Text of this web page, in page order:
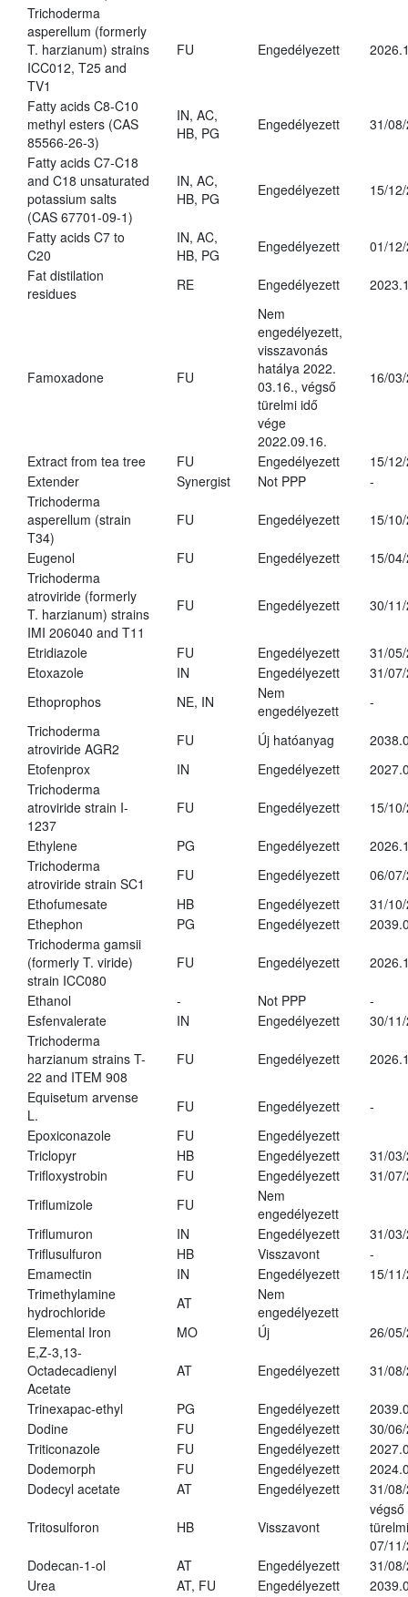
Trichoderma
asperellum (formerly
T. harzianum) strains
ICC012, T25 and
TV1
FU Engedélyezett
Fatty acids C8-C10
methyl esters (CAS
85566-26-3)
IN, AC,
HB, PG
Engedélyezett 31/
Fatty acids C7-C18
and C18 unsaturated
potassium salts
(CAS 67701-09-1)
IN, AC,
HB, PG
Engedélyezett 15/
Fatty acids C7 to
C20
IN, AC,
HB, PG
Engedélyezett
01/
Fat distilation
residues
RE Engedélyezett
Famoxadone FU
Nem
engedélyezett,
visszavonás
hatálya 2022.
03.16., végső
türelmi idő
vége
2022.09.16.
16/
Extract from tea tree FU Engedélyezett
15/
Extender
Synergist Not PPP
-
Trichoderma
asperellum (strain
T34)
FU Engedélyezett 15/
Eugenol FU Engedélyezett
15/
Trichoderma
atroviride (formerly
T. harzianum) strains
IMI 206040 and T11
FU Engedélyezett 30/
Etridiazole FU Engedélyezett
31/
Etoxazole
IN Engedélyezett
31/
Ethoprophos
NE, IN
Nem
engedélyezett
-
Trichoderma
atroviride AGR2
FU Új hatóanyag
Etofenprox
IN Engedélyezett
Trichoderma
atroviride strain I-
1237
FU Engedélyezett 15/
Ethylene PG Engedélyezett
Trichoderma
atroviride strain SC1
FU Engedélyezett
06/
Ethofumesate
HB Engedélyezett
31/
Ethephon
PG Engedélyezett
Trichoderma gamsii
(formerly T. viride)
strain ICC080
FU Engedélyezett
Ethanol - Not PPP
-
Esfenvalerate
IN Engedélyezett
30/
Trichoderma
harzianum strains T-
22 and ITEM 908
FU Engedélyezett
Equisetum arvense
L.
FU Engedélyezett
-
Epoxiconazole
FU
Engedélyezett
Triclopyr
HB Engedélyezett
31/
Trifloxystrobin
FU Engedélyezett
31/
Triflumizole
FU
Nem
engedélyezett
Triflumuron
IN Engedélyezett
31/
Triflusulfuron
HB Visszavont
-
Emamectin
IN Engedélyezett
15/
Trimethylamine
hydrochloride
AT
Nem
engedélyezett
Elemental Iron
MO Új
26/
E,Z-3,13-
Octadecadienyl
Acetate
AT Engedélyezett 31/
Trinexapac-ethyl PG Engedélyezett
Dodine
FU Engedélyezett
30/
Triticonazole
FU Engedélyezett
Dodemorph
FU Engedélyezett
Dodecyl acetate
AT Engedélyezett 31/
Tritosulforon HB Visszavont
végső
07/
Dodecan-1-ol
AT Engedélyezett
31/
Urea
AT, FU Engedélyezett